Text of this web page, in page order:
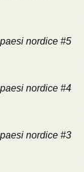
paesi nordice #5
paesi nordice #4
paesi nordice #3